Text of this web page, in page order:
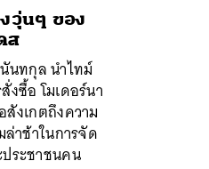
วุ่นๆ ของ
ส
นทกุล นำไทม์
ซื้อ โมเดอร์นา
สังเกตถึงความ
าช้าในการจัด
ระชาชนคน